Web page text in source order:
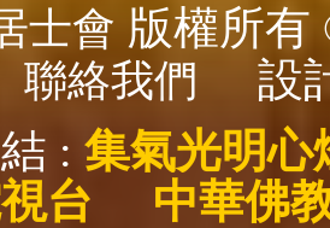
士會 版權所
聯絡我們
設
: 集氣光明心
台
中華佛